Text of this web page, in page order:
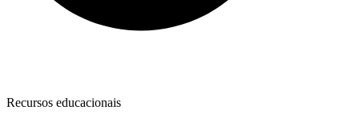
Recursos educacionais